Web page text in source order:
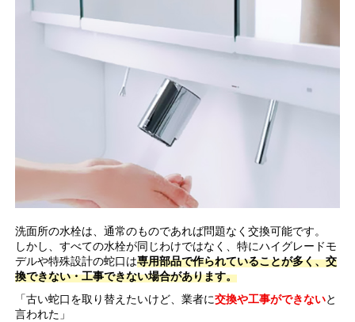
洗面所の水栓は、通常のものであれば問題なく交換可能です。
しかし、すべての水栓が同じわけではなく、特にハイグレードモ
デルや特殊設計の蛇口は専用部品で作られていることが多く、交
換できない・工事できない場合があります。
「古い蛇口を取り替えたいけど、業者に交換や工事ができないと
言われた」